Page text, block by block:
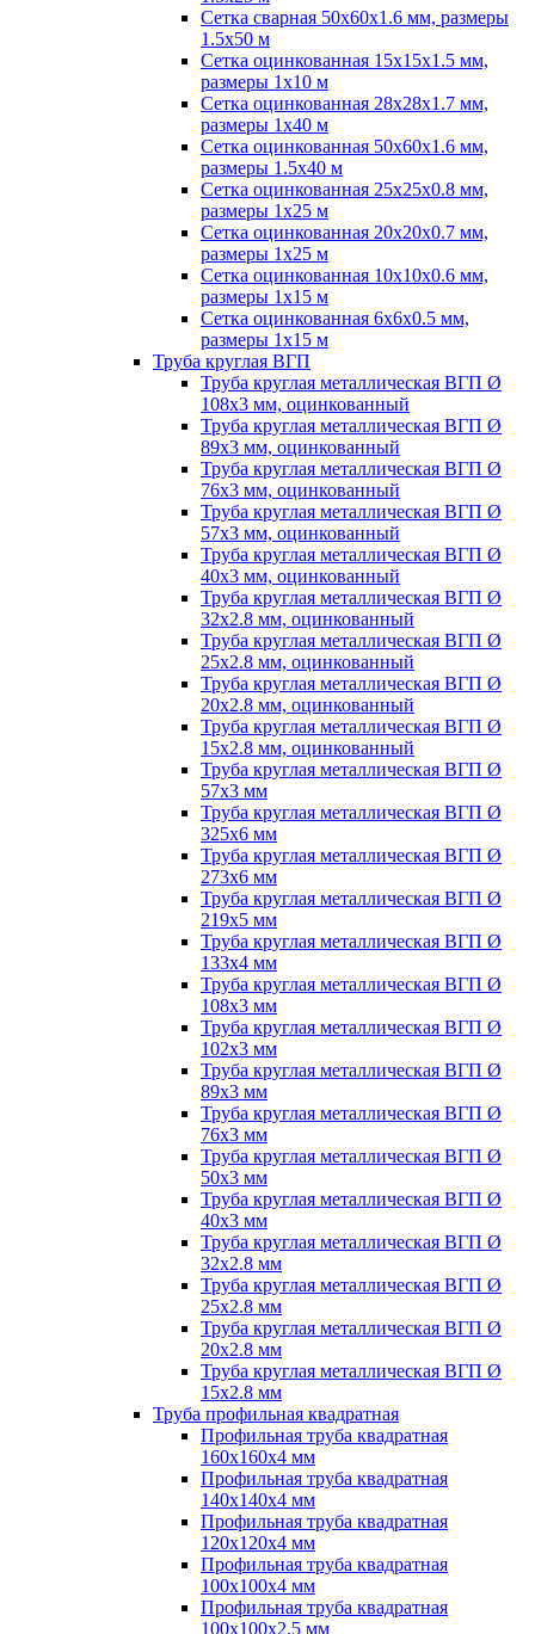
Сетка сварная 50х60х1.6 мм, размеры
1.5х50 м
Сетка оцинкованная 15х15х1.5 мм,
размеры 1х10 м
Сетка оцинкованная 28х28х1.7 мм,
размеры 1х40 м
Сетка оцинкованная 50х60х1.6 мм,
размеры 1.5х40 м
Сетка оцинкованная 25х25х0.8 мм,
размеры 1х25 м
Сетка оцинкованная 20х20х0.7 мм,
размеры 1х25 м
Сетка оцинкованная 10х10х0.6 мм,
размеры 1х15 м
Сетка оцинкованная 6х6х0.5 мм,
размеры 1х15 м
Труба круглая ВГП
Труба круглая металлическая ВГП Ø
108х3 мм, оцинкованный
Труба круглая металлическая ВГП Ø
89х3 мм, оцинкованный
Труба круглая металлическая ВГП Ø
76х3 мм, оцинкованный
Труба круглая металлическая ВГП Ø
57х3 мм, оцинкованный
Труба круглая металлическая ВГП Ø
40х3 мм, оцинкованный
Труба круглая металлическая ВГП Ø
32х2.8 мм, оцинкованный
Труба круглая металлическая ВГП Ø
25х2.8 мм, оцинкованный
Труба круглая металлическая ВГП Ø
20х2.8 мм, оцинкованный
Труба круглая металлическая ВГП Ø
15х2.8 мм, оцинкованный
Труба круглая металлическая ВГП Ø
57х3 мм
Труба круглая металлическая ВГП Ø
325х6 мм
Труба круглая металлическая ВГП Ø
273х6 мм
Труба круглая металлическая ВГП Ø
219х5 мм
Труба круглая металлическая ВГП Ø
133х4 мм
Труба круглая металлическая ВГП Ø
108х3 мм
Труба круглая металлическая ВГП Ø
102х3 мм
Труба круглая металлическая ВГП Ø
89х3 мм
Труба круглая металлическая ВГП Ø
76х3 мм
Труба круглая металлическая ВГП Ø
50х3 мм
Труба круглая металлическая ВГП Ø
40х3 мм
Труба круглая металлическая ВГП Ø
32х2.8 мм
Труба круглая металлическая ВГП Ø
25х2.8 мм
Труба круглая металлическая ВГП Ø
20х2.8 мм
Труба круглая металлическая ВГП Ø
15х2.8 мм
Труба профильная квадратная
Профильная труба квадратная
160х160х4 мм
Профильная труба квадратная
140х140х4 мм
Профильная труба квадратная
120х120х4 мм
Профильная труба квадратная
100х100х4 мм
Профильная труба квадратная
100х100х2.5 мм